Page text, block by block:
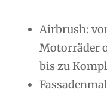
Airbrush:
Motorräder
bis zu